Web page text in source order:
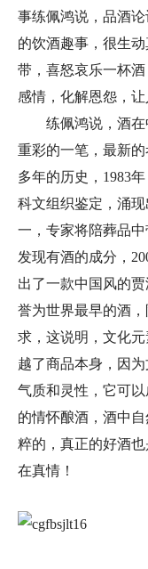
事练佩鸿说，品酒
的饮酒趣事，很生
带，喜怒哀乐一杯
感情，化解恩怨，让
练佩鸿说，酒在
重彩的一笔，最新
多年的历史，1983
科文组织鉴定，涌
一，专家将陪葬品
发现有酒的成分，
出了一款中国风的
誉为世界最早的酒
求，这说明，文化
越了商品本身，因
气质和灵性，它可
的情怀酿酒，酒中
粹的，真正的好酒
在真情！